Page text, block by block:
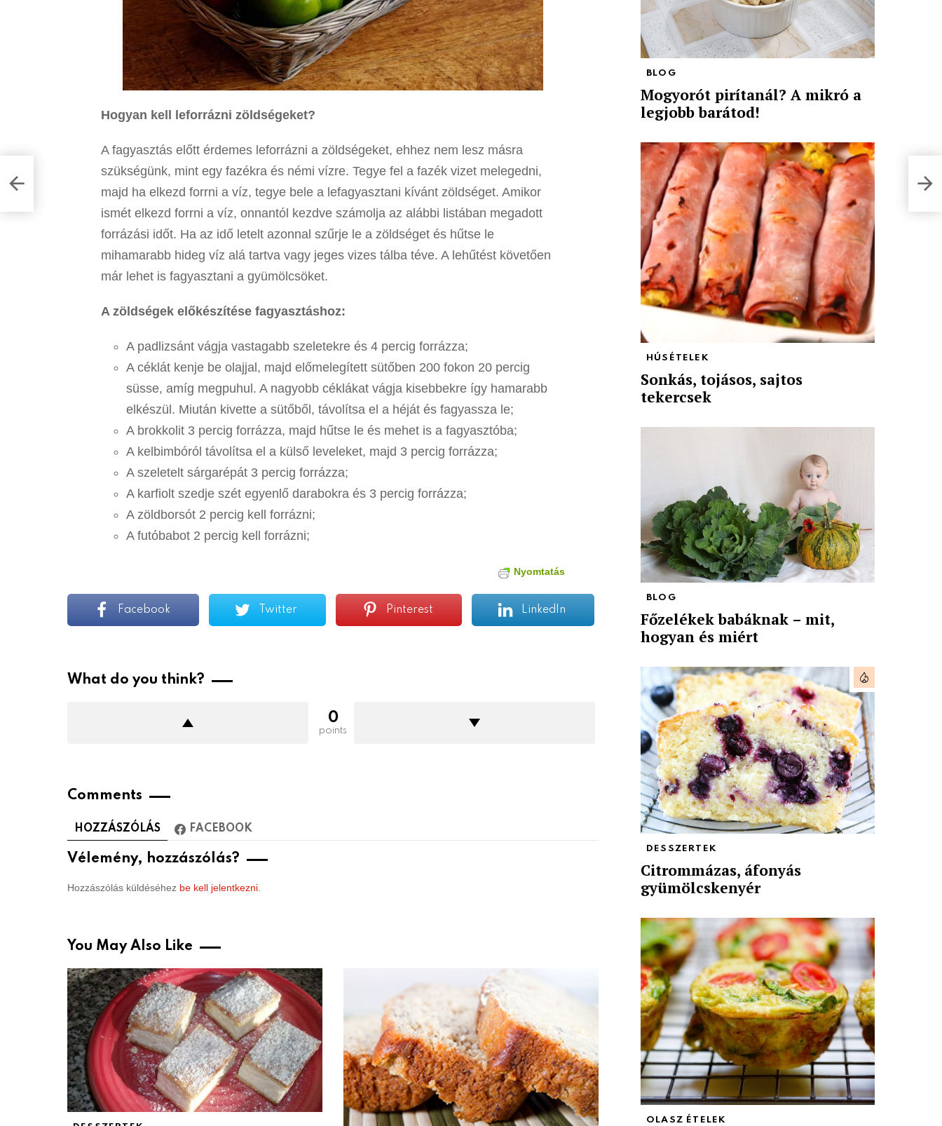
Hogyan kell leforrázni zöldségeket?
A fagyasztás előtt érdemes leforrázni a zöldségeket, ehhez nem lesz másra
szükségünk, mint egy fazékra és némi vízre. Tegye fel a fazék vizet melegedni,
majd ha elkezd forrni a víz, tegye bele a lefagyasztani kívánt zöldséget. Amikor
ismét elkezd forrni a víz, onnantól kezdve számolja az alábbi listában megadott
forrázási időt. Ha az idő letelt azonnal szűrje le a zöldséget és hűtse le
mihamarabb hideg víz alá tartva vagy jeges vizes tálba téve. A lehűtést követően
már lehet is fagyasztani a gyümölcsöket.
A zöldségek előkészítése fagyasztáshoz:
A padlizsánt vágja vastagabb szeletekre és 4 percig forrázza;
A céklát kenje be olajjal, majd előmelegített sütőben 200 fokon 20 percig
süsse, amíg megpuhul. A nagyobb céklákat vágja kisebbekre így hamarabb
elkészül. Miután kivette a sütőből, távolítsa el a héját és fagyassza le;
A brokkolit 3 percig forrázza, majd hűtse le és mehet is a fagyasztóba;
A kelbimbóról távolítsa el a külső leveleket, majd 3 percig forrázza;
A szeletelt sárgarépát 3 percig forrázza;
A karfiolt szedje szét egyenlő darabokra és 3 percig forrázza;
A zöldborsót 2 percig kell forrázni;
A futóbabot 2 percig kell forrázni;
Nyomtatás
Facebook Twitter Pinterest LinkedIn
What do you think?
0
points
Comments
HOZZÁSZÓLÁS FACEBOOK
Vélemény, hozzászólás?
Hozzászólás küldéséhez be kell jelentkezni.
You May Also Like
BLOG
Mogyorót pirítanál? A mikró a
legjobb barátod!
HÚSÉTELEK
Sonkás, tojásos, sajtos
tekercsek
BLOG
Főzelékek babáknak – mit,
hogyan és miért
DESSZERTEK
Citrommázas, áfonyás
gyümölcskenyér
OLASZ ÉTELEK